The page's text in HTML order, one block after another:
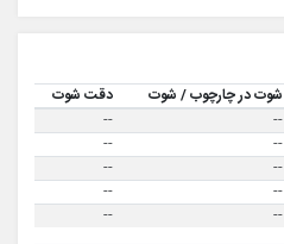
شوت در چارچوب / شوت
دقت شوت
--
--
--
--
--
--
--
--
--
--